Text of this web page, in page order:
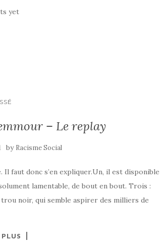
yet
– Le replay
by Racisme Social
faut donc s’en expliquer.Un, il est disponible
lamentable, de bout en bout. Trois :
noir, qui semble aspirer des milliers de